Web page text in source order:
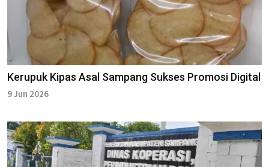
Kerupuk Kipas Asal Sampang Sukses Promosi Digital
9 Jun 2026